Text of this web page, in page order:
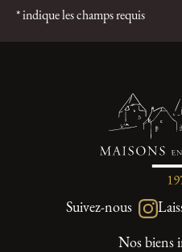
* indique les champs requis
Suivez-nous
Nos biens